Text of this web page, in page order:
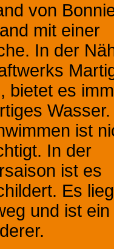
von
mit einer
In der
bietet es
Wasser.
ist
In der
ist es
Es
und ist